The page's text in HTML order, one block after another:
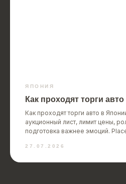
ЯПОНИЯ
Как проходят торги
Как проходят торги авто в
аукционный лист, лимит цены,
подготовка важнее эмоций.
27.07.2026